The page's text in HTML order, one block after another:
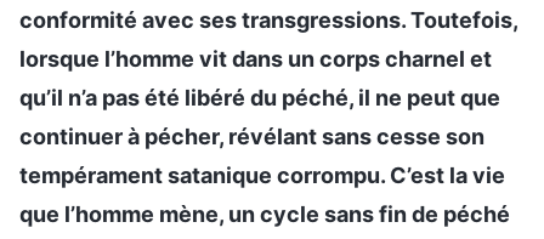
conformité avec ses transgressions. Toutefois,
lorsque l’homme vit dans un corps charnel et
qu’il n’a pas été libéré du péché, il ne peut que
continuer à pécher, révélant sans cesse son
tempérament satanique corrompu. C’est la vie
que l’homme mène, un cycle sans fin de péché